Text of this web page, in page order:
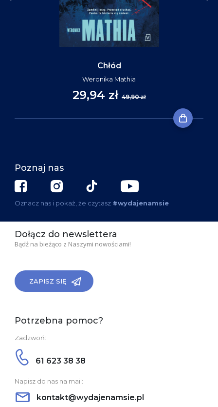
Chłód
Weronika Mathia
29,94 zł 49,90 zł
Poznaj nas
Oznacz nas i pokaż, że czytasz #wydajenamsie
Dołącz do newslettera
Bądź na bieżąco z Naszymi nowościami!
ZAPISZ SIĘ
Potrzebna pomoc?
Zadzwoń:
61 623 38 38
Napisz do nas na mail:
kontakt@wydajenamsie.pl